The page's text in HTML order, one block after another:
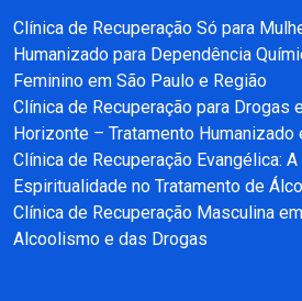
Clínica de Recuperação Só para
Humanizado para Dependência
Feminino em São Paulo e Região
Clínica de Recuperação para Drogas
Horizonte – Tratamento Humanizado
Clínica de Recuperação Evangélica:
Espiritualidade no Tratamento de
Clínica de Recuperação Masculina
Alcoolismo e das Drogas